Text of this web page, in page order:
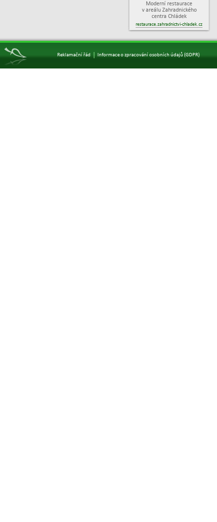
Moderní restaurace
v areálu Zahradnického
centra Chládek
restaurace.zahradnictvi-chladek.cz
Reklamační řád Informace o zpracování osobních údajů (GDPR)